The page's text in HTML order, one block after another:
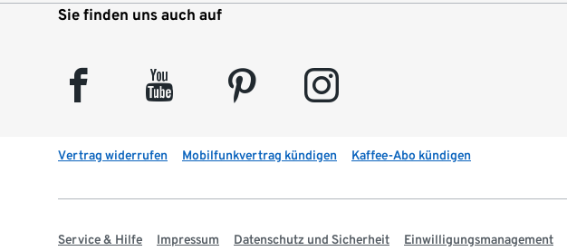
Sie finden uns auch auf
facebook youtube pinterest instagram
Vertrag widerrufen Mobilfunkvertrag kündigen Kaffee-Abo kündigen
Service & Hilfe Impressum Datenschutz und Sicherheit Einwilligungsmanagement